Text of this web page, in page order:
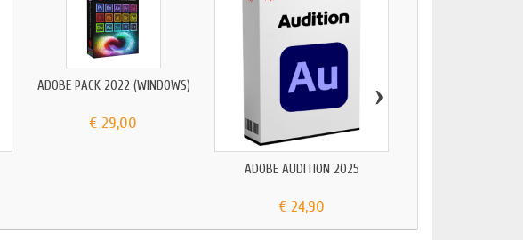
ADOBE PACK 2022 (WINDOWS)
€ 29,00
ADOBE AUDITION 2025
€ 24,90
›